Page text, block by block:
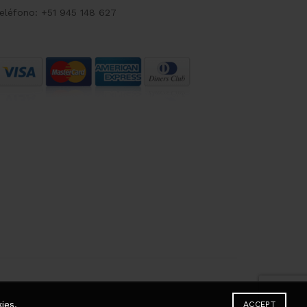
+51 945 148 627
ACCEPT